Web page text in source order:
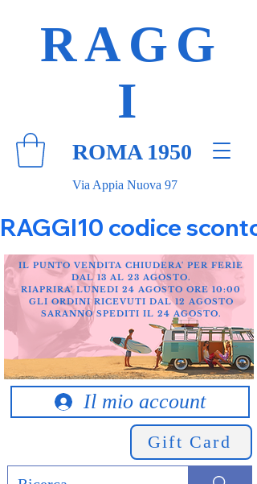
Via Appia Nuova 97
RAGG
I
ROMA 1950
RAGGI10 codice
Il mio account
Gift Card
IL PUNTO VENDITA CHIUDERA' PER FERIE
DAL 13 AL 23 AGOSTO.
RIAPRIRA' LUNEDI 24 AGOSTO ORE 10:00
GLI ORDINI RICEVUTI DAL 12 AGOSTO
SARANNO SPEDITI IL 24 AGOSTO.